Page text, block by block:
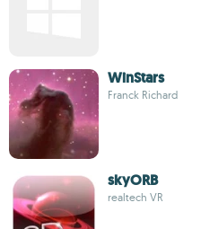
WinStars
Franck Richard
skyORB
realtech VR